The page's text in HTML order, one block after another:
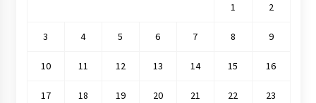
1
2
3 4 5 6 7 8 9
10 11 12 13 14 15 16
17 18 19 20 21 22 23